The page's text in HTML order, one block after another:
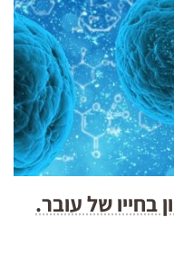
בחייו של עובר.